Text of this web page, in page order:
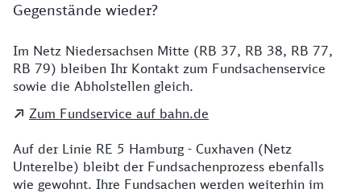
Gegenstände wieder?
Details zu Kontakt
Im Netz Niedersachsen Mitte (RB 37, RB 38, RB 77,
RB 79) bleiben Ihr Kontakt zum Fundsachenservice
sowie die Abholstellen gleich.
Zum Fundservice auf bahn.de
Auf der Linie RE 5 Hamburg - Cuxhaven (Netz
Unterelbe) bleibt der Fundsachenprozess ebenfalls
wie gewohnt. Ihre Fundsachen werden weiterhin im